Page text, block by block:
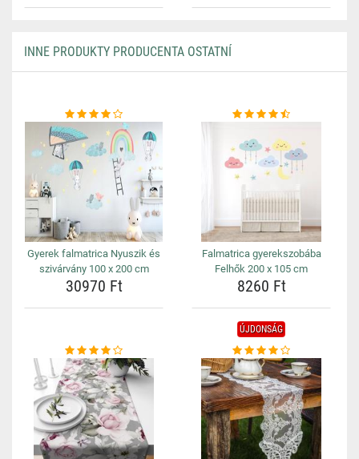
INNE PRODUKTY PRODUCENTA OSTATNÍ
Gyerek falmatrica Nyuszik és
szivárvány 100 x 200 cm
30970 Ft
Falmatrica gyerekszobába
Felhők 200 x 105 cm
8260 Ft
ÚJDONSÁG